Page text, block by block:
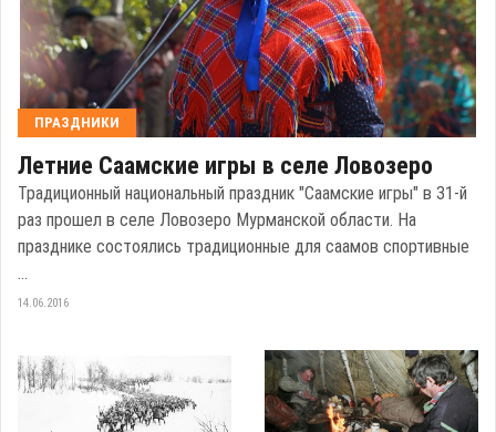
ПРАЗДНИКИ
Летние Саамские игры в селе Ловозеро
Традиционный национальный праздник "Саамские игры" в 31-й
раз прошел в селе Ловозеро Мурманской области. На
празднике состоялись традиционные для саамов спортивные
...
14.06.2016